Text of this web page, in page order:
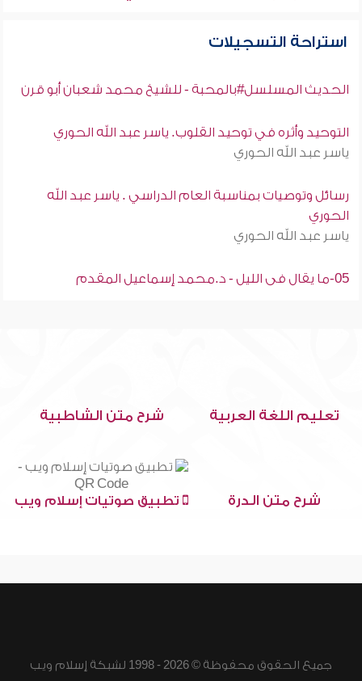
استراحة التسجيلات
الحديث المسلسل#بالمحبة - للشيخ محمد شعبان أبو قرن
التوحيد وأثره في توحيد القلوب. ياسر عبد الله الحوري
ياسر عبد الله الحوري
رسائل وتوصيات بمناسبة العام الدراسي . ياسر عبد الله
الحوري
ياسر عبد الله الحوري
05-ما يقال فى الليل - د.محمد إسماعيل المقدم
تعليم اللغة العربية شرح متن الشاطبية
شرح متن الدرة تطبيق صوتيات إسلام ويب
جميع الحقوق محفوظة © 2026 - 1998 لشبكة إسلام ويب